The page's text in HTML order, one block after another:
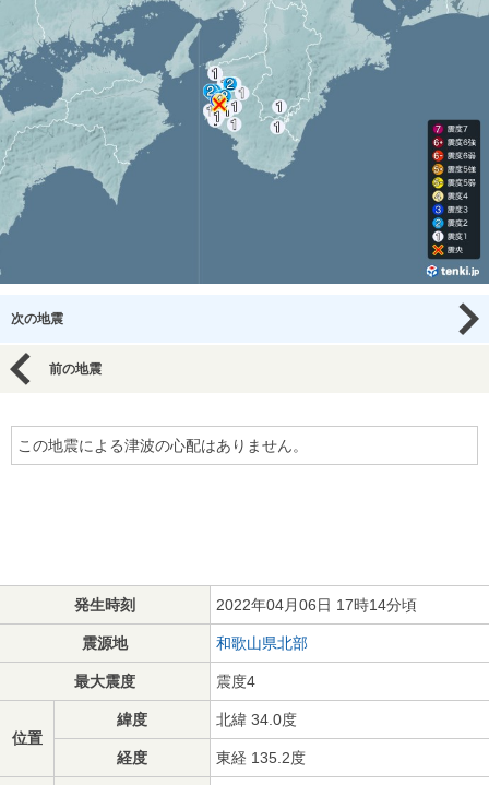
次の地震
前の地震
この地震による津波の心配はありません。
発生時刻 2022年04月06日 17時14分頃
震源地 和歌山県北部
最大震度 震度4
位置
緯度 北緯 34.0度
経度 東経 135.2度